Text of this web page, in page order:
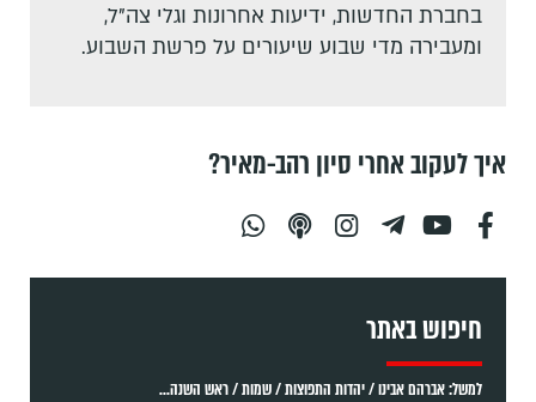
בחברת החדשות, ידיעות אחרונות וגלי צה"ל,
ומעבירה מדי שבוע שיעורים על פרשת השבוע.
איך לעקוב אחרי סיון רהב-מאיר?
חיפוש באתר
למשל: אברהם אבינו / יהדות התפוצות / שמות / ראש השנה...